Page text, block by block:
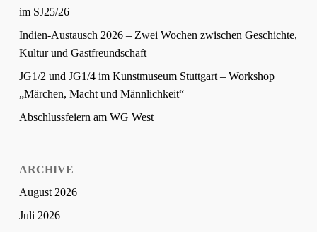
im SJ25/26
Indien-Austausch 2026 – Zwei Wochen zwischen Geschichte,
Kultur und Gastfreundschaft
JG1/2 und JG1/4 im Kunstmuseum Stuttgart – Workshop
„Märchen, Macht und Männlichkeit“
Abschlussfeiern am WG West
ARCHIVE
August 2026
Juli 2026